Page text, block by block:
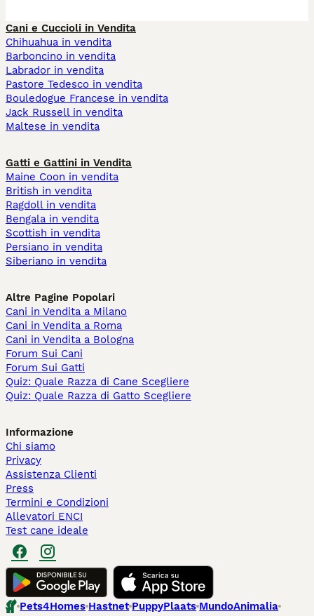
Cani e Cuccioli in Vendita
Chihuahua in vendita
Barboncino in vendita
Labrador in vendita
Pastore Tedesco in vendita
Bouledogue Francese in vendita
Jack Russell in vendita
Maltese in vendita
Gatti e Gattini in Vendita
Maine Coon in vendita
British in vendita
Ragdoll in vendita
Bengala in vendita
Scottish in vendita
Persiano in vendita
Siberiano in vendita
Altre Pagine Popolari
Cani in Vendita a Milano
Cani in Vendita a Roma
Cani in Vendita a Bologna
Forum Sui Cani
Forum Sui Gatti
Quiz: Quale Razza di Cane Scegliere
Quiz: Quale Razza di Gatto Scegliere
Informazione
Chi siamo
Privacy
Assistenza Clienti
Press
Termini e Condizioni
Allevatori ENCI
Test cane ideale
Pets4Homes Hastnet PuppyPlaats MundoAnimalia